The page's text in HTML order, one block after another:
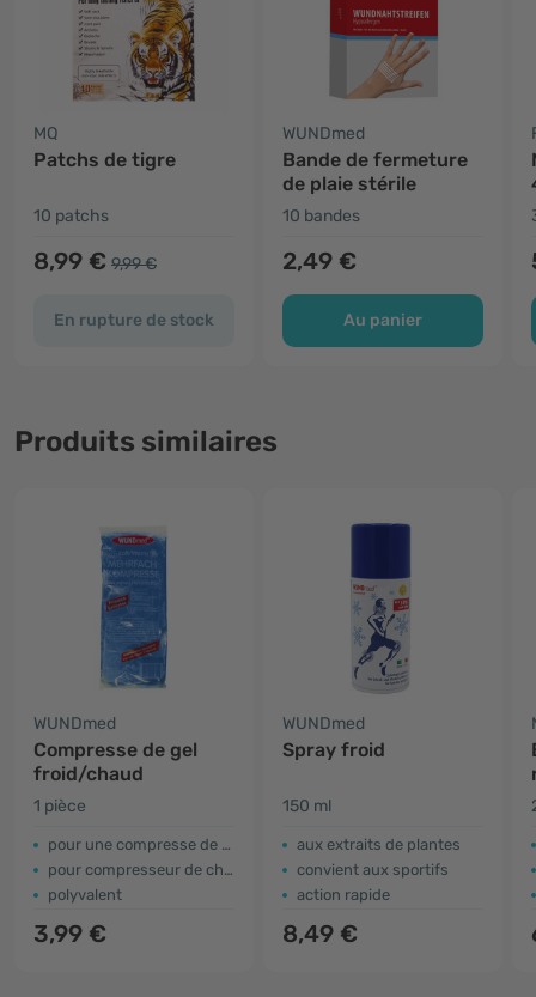
MQ
Patchs de tigre
10 patchs
8,99 € 9,99 €
En rupture de stock
WUNDmed
Bande de fermeture
de plaie stérile
10 bandes
2,49 €
Au panier
Produits similaires
WUNDmed
Compresse de gel
froid/chaud
1 pièce
pour une compresse de refroidissement
pour compresseur de chauffage
polyvalent
3,99 €
WUNDmed
Spray froid
150 ml
aux extraits de plantes
convient aux sportifs
action rapide
8,49 €